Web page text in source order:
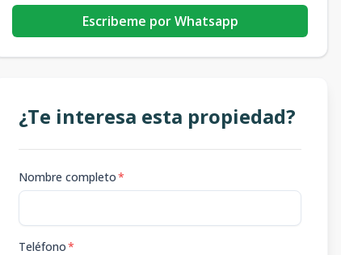
Escribeme por Whatsapp
¿Te interesa esta propiedad?
Nombre completo*
Teléfono*